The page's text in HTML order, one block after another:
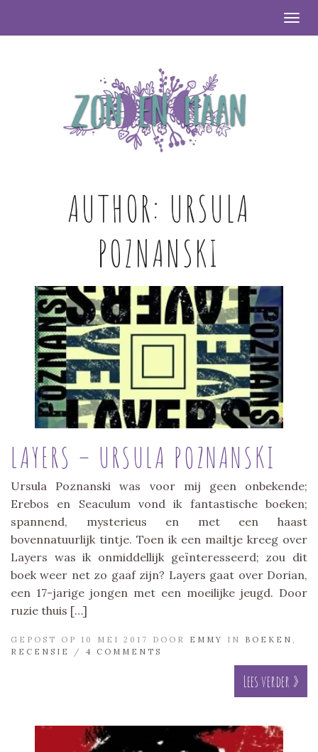
AUTHOR: URSULA
POZNANSKI
LAYERS – URSULA POZNANSKI
Ursula Poznanski was voor mij geen onbekende;
Erebos en Seaculum vond ik fantastische boeken;
spannend, mysterieus en met een haast
bovennatuurlijk tintje. Toen ik een mailtje kreeg over
Layers was ik onmiddellijk geïnteresseerd; zou dit
boek weer net zo gaaf zijn? Layers gaat over Dorian,
een 17-jarige jongen met een moeilijke jeugd. Door
ruzie thuis […]
GEPOST OP 10 MEI 2017 DOOR EMMY IN BOEKEN
RECENSIE
/ 4 COMMENTS
Lees verder »